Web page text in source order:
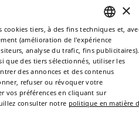
ENGLISH
ITALIAN
FRENCH
GERMAN
×
tiers, à des fins techniques et,
(amélioration de l'expérience
analyse du trafic, fins
que des tiers sélectionnés, utiliser les
des annonces et des contenus
refuser ou révoquer votre
vos préférences en cliquant sur
consulter notre politique en matière